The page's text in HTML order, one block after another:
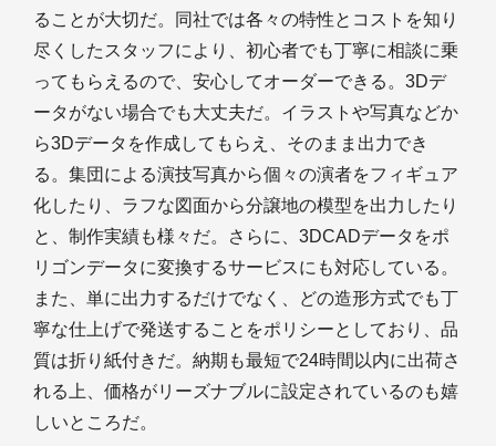
ることが大切だ。同社では各々の特性とコストを知り
尽くしたスタッフにより、初心者でも丁寧に相談に乗
ってもらえるので、安心してオーダーできる。3Dデ
ータがない場合でも大丈夫だ。イラストや写真などか
ら3Dデータを作成してもらえ、そのまま出力でき
る。集団による演技写真から個々の演者をフィギュア
化したり、ラフな図面から分譲地の模型を出力したり
と、制作実績も様々だ。さらに、3DCADデータをポ
リゴンデータに変換するサービスにも対応している。
また、単に出力するだけでなく、どの造形方式でも丁
寧な仕上げで発送することをポリシーとしており、品
質は折り紙付きだ。納期も最短で24時間以内に出荷さ
れる上、価格がリーズナブルに設定されているのも嬉
しいところだ。